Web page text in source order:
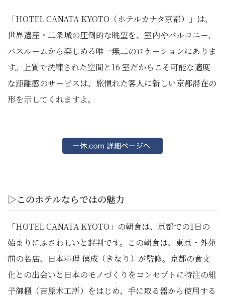
「HOTEL CANATA KYOTO（ホテルカナタ京都）」は、
世界遺産・二条城の圧倒的な眺望を、室内やバルコニー、
バスルームから楽しめる唯一無二のロケーションにありま
す。上質で洗練された空間と16 室だからこそ可能な適度
な距離感のサービスは、旅慣れた客人に新しい京都滞在の
形を示してくれますよ。
▷このホテルならではの魅力
「HOTEL CANATA KYOTO」の朝食は、京都での1日の
始まりにふさわしいと評判です。この朝食は、東京・外苑
前の名店、日本料理 僖成（きなり）が監修。京都の食文
化との出会いと日本のモノづくりをコンセプトに特注の組
子御櫃（吉原木工所）をはじめ、手に取る器から使用する